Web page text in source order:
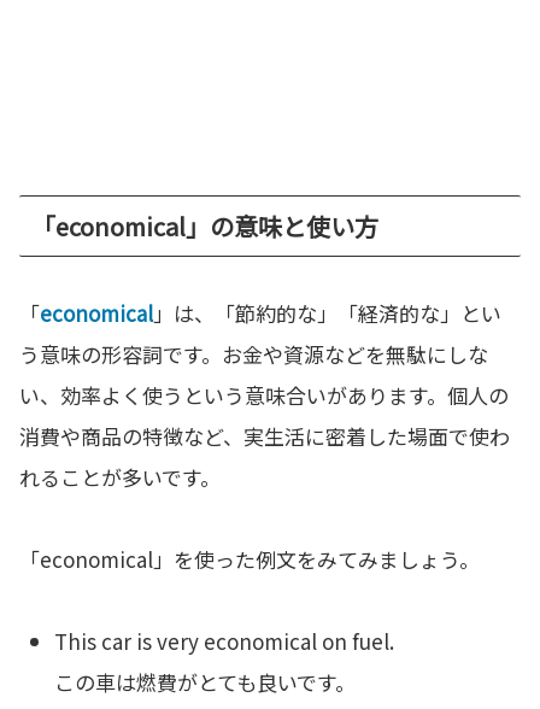
「economical」の意味と使い方
「economical」は、「節約的な」「経済的な」とい
う意味の形容詞です。お金や資源などを無駄にしな
い、効率よく使うという意味合いがあります。個人の
消費や商品の特徴など、実生活に密着した場面で使わ
れることが多いです。
「economical」を使った例文をみてみましょう。
This car is very economical on fuel.
この車は燃費がとても良いです。